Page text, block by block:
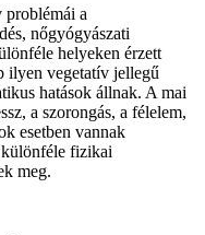
problémái a
nőgyógyászati
helyeken érzett
ilyen vegetatív jellegű
hatások állnak. A mai
a szorongás, a félelem,
esetben vannak
különféle fizikai
meg.